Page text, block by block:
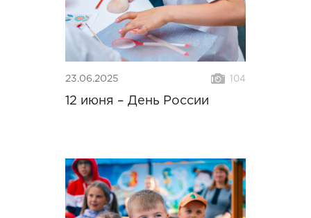
23.06.2025 104
12 июня – День России